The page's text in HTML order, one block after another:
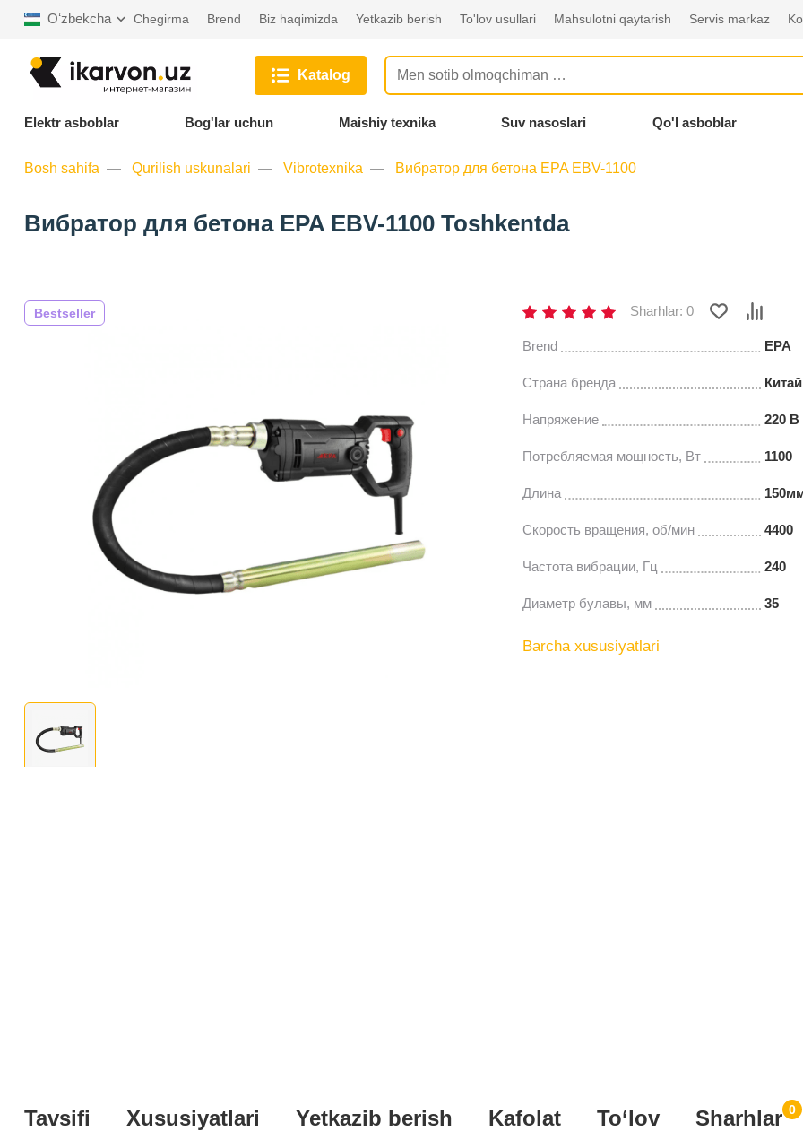
Oʻzbekcha Chegirma Brend Biz haqimizda Yetkazib berish To'lov usullari Mahsulotni qaytarish Servis markaz
Katalog
Elektr asboblar Bog'lar uchun Maishiy texnika Suv nasoslari Qo'l asboblar
Bosh sahifa Qurilish uskunalari Vibrotexnika Вибратор для бетона EPA EBV-1100
Вибратор для бетона EPA EBV-1100 Toshkentda
Bestseller Sharhlar: 0
Brend EPA
Страна бренда Китай
Напряжение 220 В
Потребляемая мощность, Вт 1100
Длина
Скорость вращения, об/мин 4400
Частота вибрации, Гц 240
Диаметр булавы, мм 35
Barcha xususiyatlari
Tavsifi Xususiyatlari Yetkazib berish Kafolat To‘lov 0
Sharhlar